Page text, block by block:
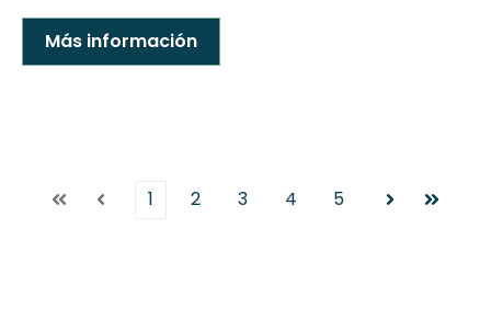
Más información
PrimeraAnterior1 2 3 4 5 SiguienteÚltima